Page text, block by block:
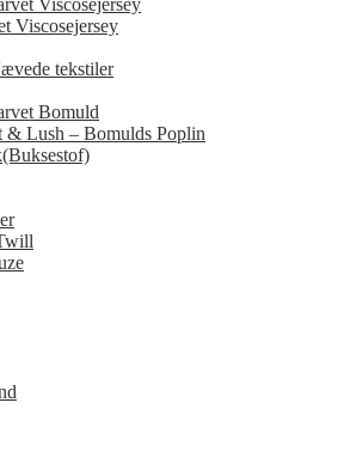
Viscosejersey
tekstiler
Bomuld
& Lush – Bomulds Poplin